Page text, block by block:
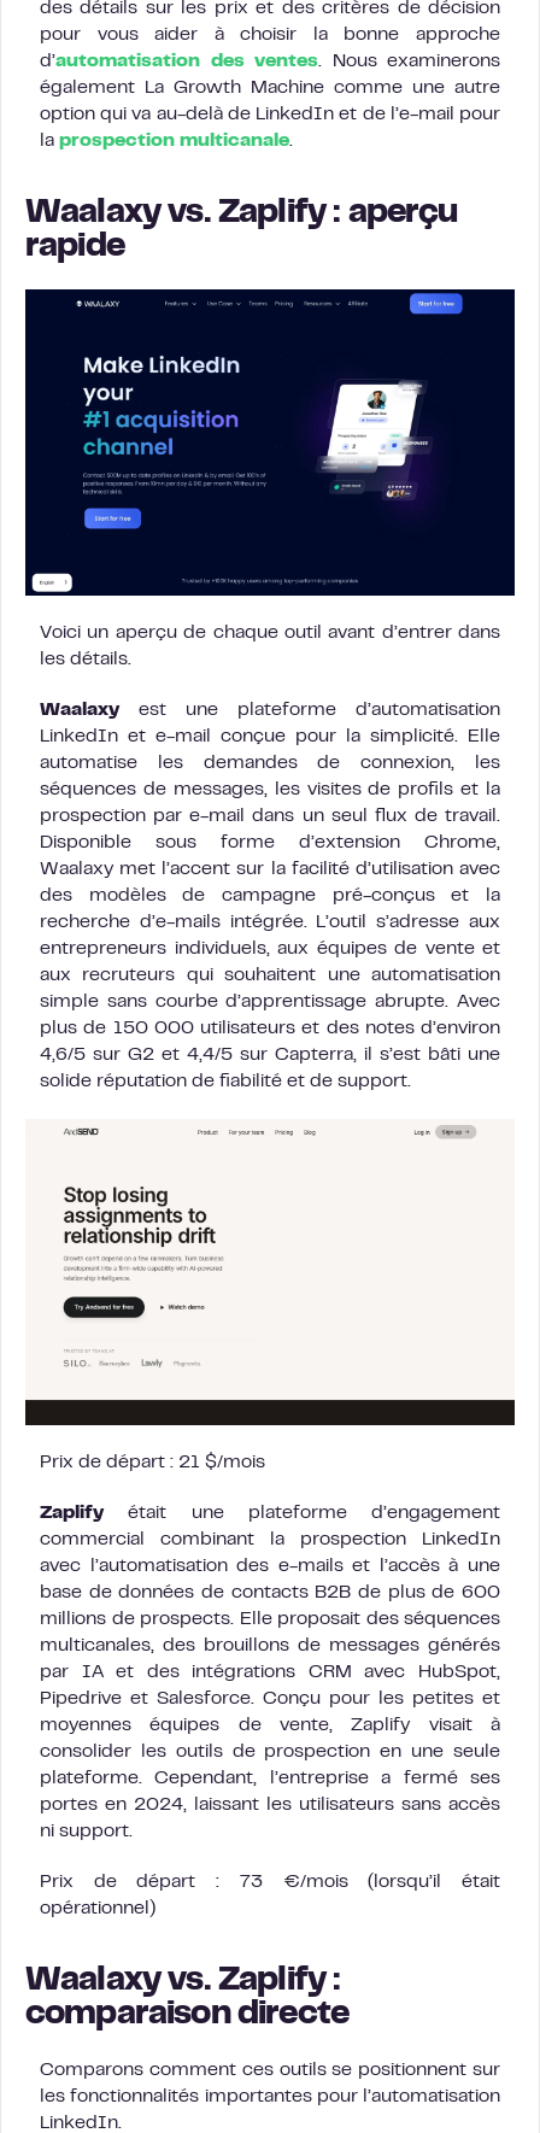
des détails sur les prix et des critères de décision
pour vous aider à choisir la bonne approche
d’automatisation des ventes. Nous examinerons
également La Growth Machine comme une autre
option qui va au-delà de LinkedIn et de l’e-mail pour
la prospection multicanale.
Waalaxy vs. Zaplify : aperçu
rapide
Voici un aperçu de chaque outil avant d’entrer dans
les détails.
Waalaxyest une plateforme d’automatisation
LinkedIn et e-mail conçue pour la simplicité. Elle
automatise les demandes de connexion, les
séquences de messages, les visites de profils et la
prospection par e-mail dans un seul flux de travail.
Disponible sous forme d’extension Chrome,
Waalaxy met l’accent sur la facilité d’utilisation avec
des modèles de campagne pré-conçus et la
recherche d’e-mails intégrée. L’outil s’adresse aux
entrepreneurs individuels, aux équipes de vente et
aux recruteurs qui souhaitent une automatisation
simple sans courbe d’apprentissage abrupte. Avec
plus de 150 000 utilisateurs et des notes d’environ
4,6/5 sur G2 et 4,4/5 sur Capterra, il s’est bâti une
solide réputation de fiabilité et de support.
Prix de départ : 21 $/mois
Zaplifyétait une plateforme d’engagement
commercial combinant la prospection LinkedIn
avec l’automatisation des e-mails et l’accès à une
base de données de contacts B2B de plus de 600
millions de prospects. Elle proposait des séquences
multicanales, des brouillons de messages générés
par IA et des intégrations CRM avec HubSpot,
Pipedrive et Salesforce. Conçu pour les petites et
moyennes équipes de vente, Zaplify visait à
consolider les outils de prospection en une seule
plateforme. Cependant, l’entreprise a fermé ses
portes en 2024, laissant les utilisateurs sans accès
ni support.
Prix de départ : 73 €/mois (lorsqu’il était
opérationnel)
Waalaxy vs. Zaplify :
comparaison directe
Comparons comment ces outils se positionnent sur
les fonctionnalités importantes pour l’automatisation
LinkedIn.